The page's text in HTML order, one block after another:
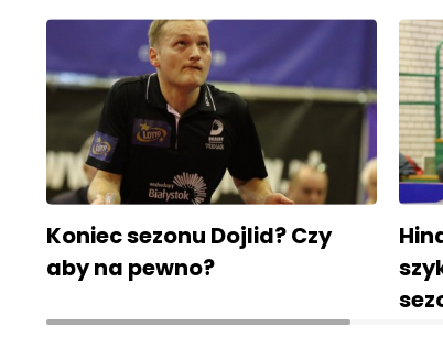
Koniec sezonu Dojlid? Czy
aby na pewno?